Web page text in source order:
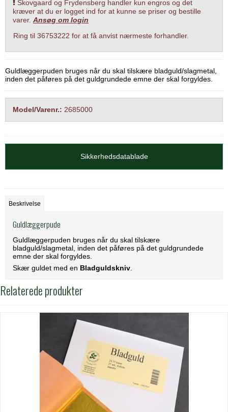
Skovgaard og Frydensberg handler kun engros og det
kræver at du er logget ind for at kunne se priser og bestille
varer. Ansøg om login
Ring til 36753222 for at få anvist nærmeste forhandler.
Guldlæggerpuden bruges når du skal tilskære bladguld/slagmetal,
inden det påføres på det guldgrundede emne der skal forgyldes.
Model/Varenr.: 2685000
Sikkerhedsdatablade
Beskrivelse
Guldlæggerpude
Guldlæggerpuden bruges når du skal tilskære
bladguld/slagmetal, inden det påføres på det guldgrundede
emne der skal forgyldes.
Skær guldet med en Bladguldskniv
Relaterede produkter